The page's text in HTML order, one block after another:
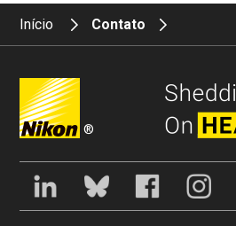
Início Contato
®